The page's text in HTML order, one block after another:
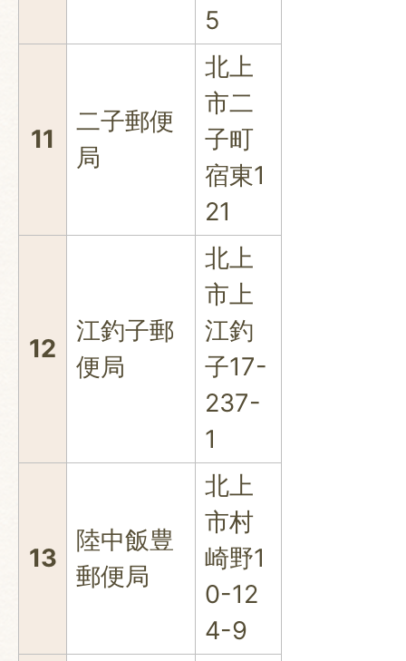
5
11
二子郵便
局
北上
市二
子町
宿東1
21
12
江釣子郵
便局
北上
市上
江釣
子17-
237-
1
13
陸中飯豊
郵便局
北上
市村
崎野1
0-12
4-9